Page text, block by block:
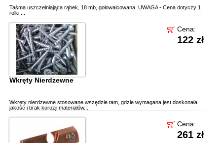
Taśma uszczelniająca rąbek, 18 mb, gołowalcowana. UWAGA - Cena dotyczy 1
rolki ...
Wkręty Nierdzewne
Wkręty nierdzewne stosowane wszędzie tam, gdzie wymagana jest doskonała
jakość i brak korozji materiałów....
Cena:
122 zł
Cena:
261 zł